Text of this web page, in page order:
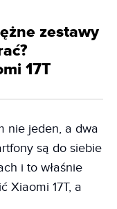
zestawy
17T
nie jeden, a dwa
są do siebie
i to właśnie
Xiaomi 17T, a